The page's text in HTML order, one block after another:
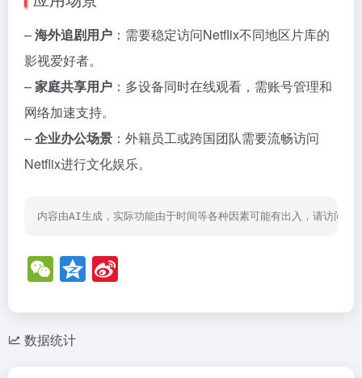
–海外追剧用户 ：需要稳定访问Netflix不同地区片库的
影视爱好者。
–家庭共享用户 ：多设备同时在线观看，需账号管理和
网络加速支持。
–企业办公场景 ：外籍员工或跨国团队需要流畅访问
Netflix进行文化娱乐。
内容由AI生成，实际功能由于时间等各种因素可能有出入，请访问网
W
e
C
h
Q
z
o a
数据统计